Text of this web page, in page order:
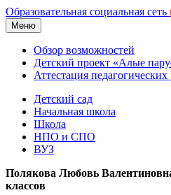
Образовательная социальная сеть
Меню
Обзор возможностей
Детский проект «Алые
Аттестация педагогических
Детский сад
Начальная школа
Школа
НПО и СПО
ВУЗ
Полякова Любовь
классов